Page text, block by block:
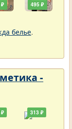
495 ₽
белье.
-
313 ₽